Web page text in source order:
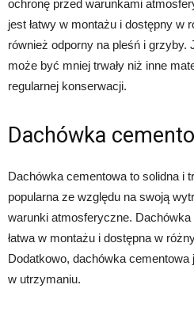
ochronę przed warunkami
jest łatwy w montażu i dostępny w
również odporny na pleśń i grzyby.
może być mniej trwały niż inne
regularnej konserwacji.
Dachówka
Dachówka cementowa to solidna i
popularna ze względu na swoją
warunki atmosferyczne.
łatwa w montażu i dostępna w
Dodatkowo, dachówka cementowa
w utrzymaniu.